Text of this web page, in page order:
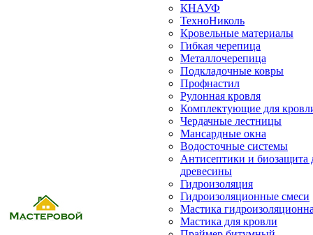
КНАУФ
ТехноНиколь
Кровельные материалы
Гибкая черепица
Металлочерепица
Подкладочные ковры
Профнастил
Рулонная кровля
Комплектующие для
Чердачные лестницы
Мансардные окна
Водосточные системы
Антисептики и биозащита
древесины
Гидроизоляция
Гидроизоляционные смеси
Мастика
Мастика для кровли